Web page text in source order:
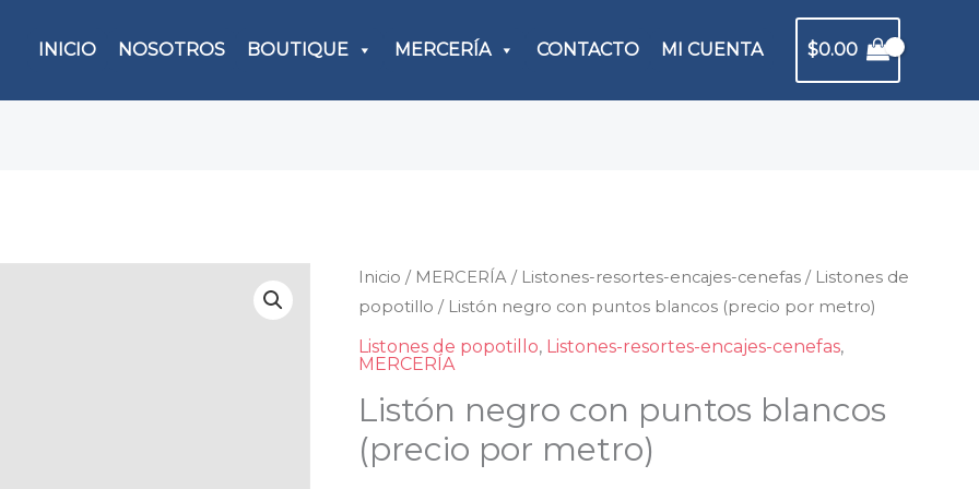
INICIO NOSOTROS BOUTIQUE MERCERÍA CONTACTO MI CUENTA $0.00
Inicio / MERCERÍA / Listones-resortes-encajes-cenefas / Listones de
popotillo / Listón negro con puntos blancos (precio por metro)
Listones de popotillo, Listones-resortes-encajes-cenefas,
MERCERÍA
Listón negro con puntos blancos
(precio por metro)
Listón
negro
con
puntos
blancos
(precio